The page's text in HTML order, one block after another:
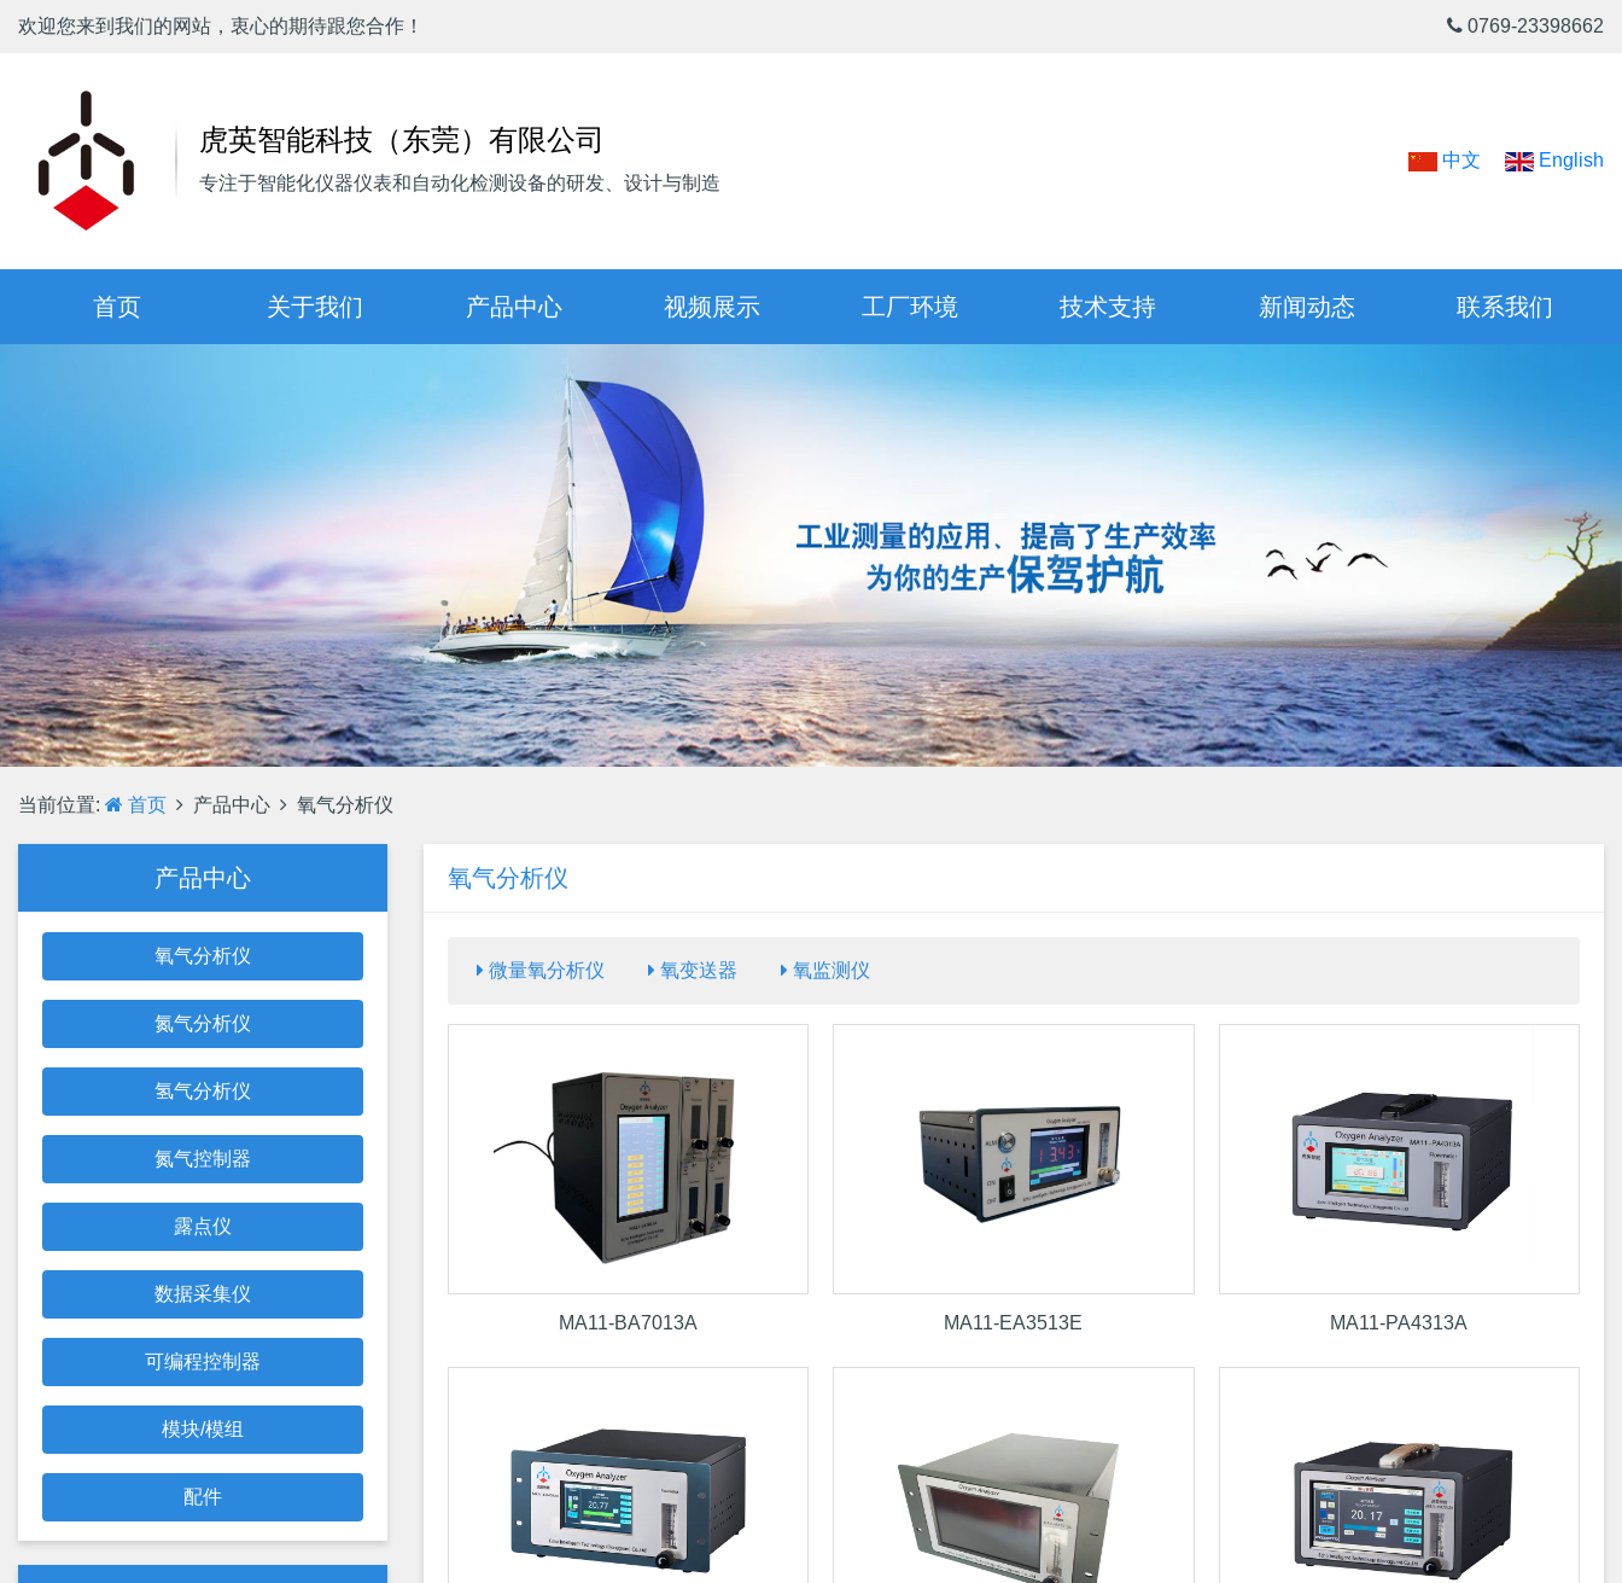
欢迎您来到我们的网站，衷心的期待跟您合作！ 0769-23398662
虎英智能科技（东莞）有限公司
专注于智能化仪器仪表和自动化检测设备的研发、设计与制造
中文 English
首页(current) 关于我们 产品中心 视频展示 工厂环境 技术支持 新闻动态 联系我们
当前位置: 首页 产品中心 氧气分析仪
产品中心
氧气分析仪
氮气分析仪
氢气分析仪
氮气控制器
露点仪
数据采集仪
可编程控制器
模块/模组
配件
氧气分析仪
微量氧分析仪 氧变送器 氧监测仪
MA11-BA7013A MA11-EA3513E MA11-PA4313A